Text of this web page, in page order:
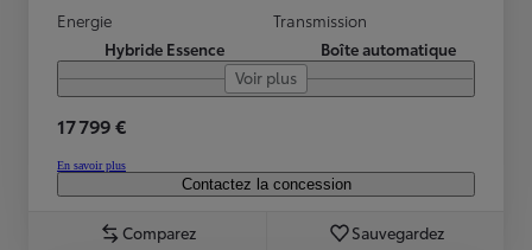
Energie
Hybride Essence
Transmission
Boîte automatique
Voir plus
17 799 €
En savoir plus
Contactez la concession
Comparez Sauvegardez